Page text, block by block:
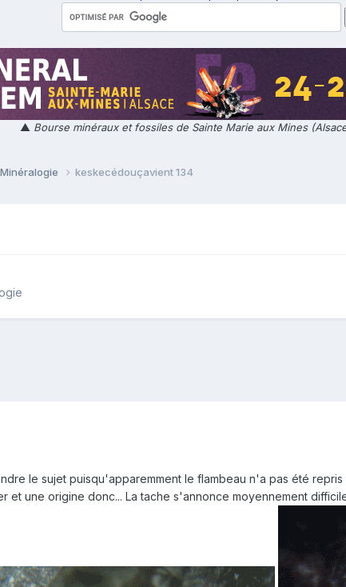
▲ Bourse minéraux et fossiles de Sainte Marie aux Mines
keskecédouçavient 134
le sujet puisqu'apparemment le flambeau n'a pas été repris
et une origine donc... La tache s'annonce moyennement